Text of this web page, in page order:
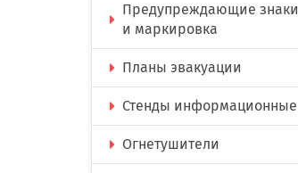
Предупреждающие знаки
и маркировка
Планы эвакуации
Стенды информационные
Огнетушители